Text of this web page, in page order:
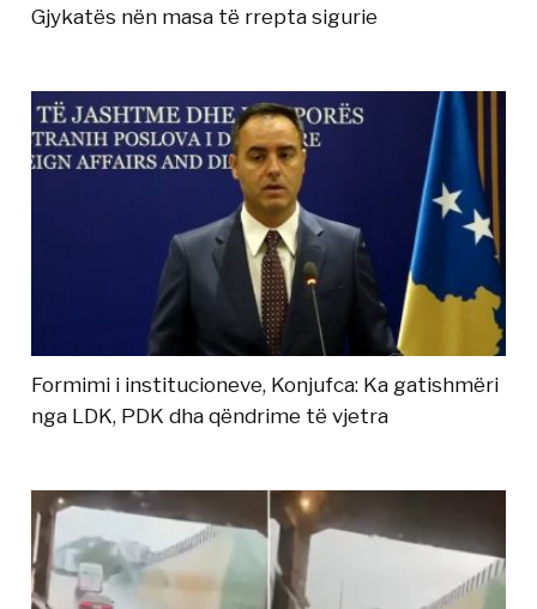
Gjykatës nën masa të rrepta sigurie
Formimi i institucioneve, Konjufca: Ka gatishmëri
nga LDK, PDK dha qëndrime të vjetra